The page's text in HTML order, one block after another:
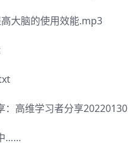
大脑的使用效能.mp3
：高维学习者分享20220130
……